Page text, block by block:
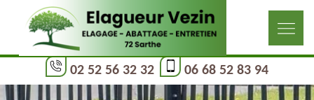
02 52 56 32 32 06 68 52 83 94